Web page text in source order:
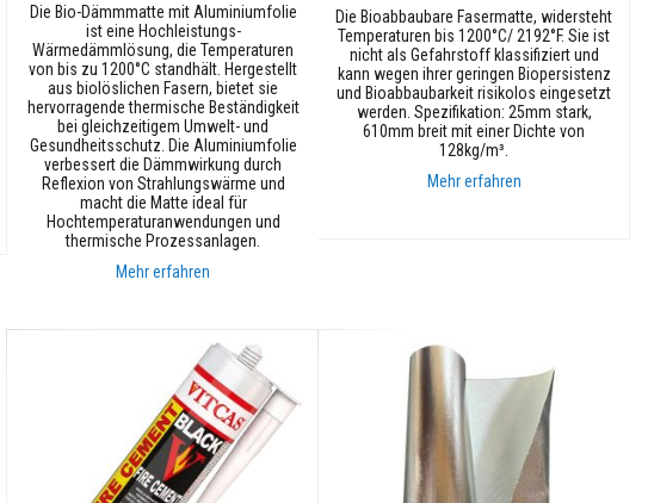
Die Bio-Dämmmatte mit Aluminiumfolie
ist eine Hochleistungs-
Wärmedämmlösung, die Temperaturen
von bis zu 1200°C standhält. Hergestellt
aus biolöslichen Fasern, bietet sie
hervorragende thermische Beständigkeit
bei gleichzeitigem Umwelt- und
Gesundheitsschutz. Die Aluminiumfolie
verbessert die Dämmwirkung durch
Reflexion von Strahlungswärme und
macht die Matte ideal für
Hochtemperaturanwendungen und
thermische Prozessanlagen.
Mehr erfahren
In den Warenkorb
Die Bioabbaubare Fasermatte, widersteht
Temperaturen bis 1200°C/ 2192°F. Sie ist
nicht als Gefahrstoff klassifiziert und
kann wegen ihrer geringen Biopersistenz
und Bioabbaubarkeit risikolos eingesetzt
werden. Spezifikation: 25mm stark,
610mm breit mit einer Dichte von
128kg/m³.
Mehr erfahren